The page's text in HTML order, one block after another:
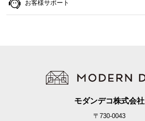
お客様サポート
モダンデコ株式会社
〒730-0043